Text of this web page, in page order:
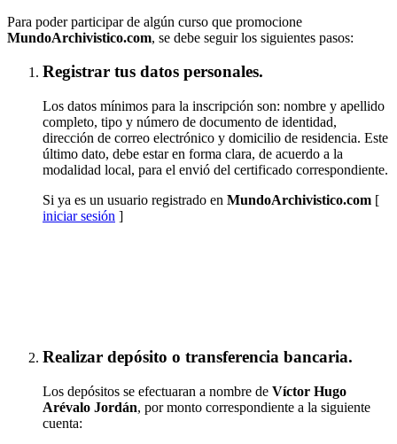
Para poder participar de algún curso que promocione
MundoArchivistico.com, se debe seguir los siguientes pasos:
Registrar tus datos personales.
Los datos mínimos para la inscripción son: nombre y apellido
completo, tipo y número de documento de identidad,
dirección de correo electrónico y domicilio de residencia. Este
último dato, debe estar en forma clara, de acuerdo a la
modalidad local, para el envió del certificado correspondiente.
Si ya es un usuario registrado en MundoArchivistico.com [
iniciar sesión ]
Realizar depósito o transferencia bancaria.
Los depósitos se efectuaran a nombre de Víctor Hugo
Arévalo Jordán, por monto correspondiente a la siguiente
cuenta: